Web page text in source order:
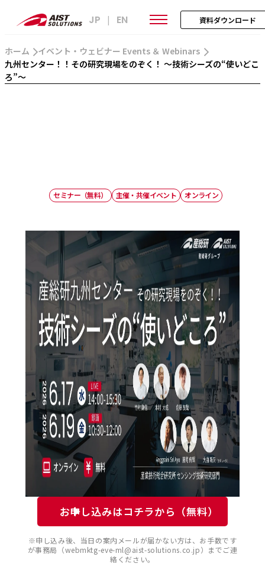
JP | EN 資料ダウンロード
ホーム
イベント・ウェビナー Events ＆ Webinars
九州センター！！その研究現場をのぞく！ ～技術シーズの“使いどこ
ろ”～
セミナー（無料） 主催・共催イベント オンライン
お申し込みはコチラから（無料）
※申し込み後、当日の案内メールが届かない方は、お手数です
が事務局（webmktg-eve-ml@aist-solutions.co.jp）までご連
絡ください。